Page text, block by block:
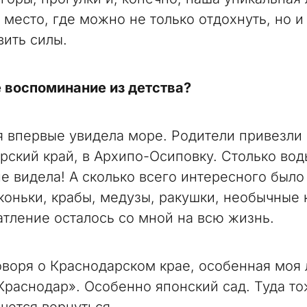
где можно не только отдохнуть, но и
силы.
из детства?
впервые увидела море. Родители
край, в Архипо-Осиповку. Столько
видела! А сколько всего интересного было
крабы, медузы, ракушки, необычные
осталось со мной на всю жизнь.
о Краснодарском крае, особенная
Особенно японский сад. Туда